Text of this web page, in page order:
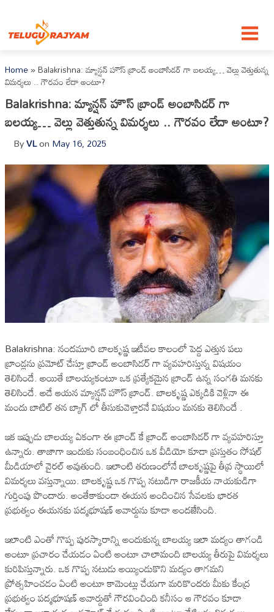
Home»Balakrishna: మ్యాన్షన్ హౌస్ బ్రాండ్ అంబాసిడర్ గా బలయ్య… వెల్లు వెత్తుతున్న
విమర్శలు .. గౌరవం లేదా అంటూ?
Balakrishna: మ్యాన్షన్ హౌస్ బ్రాండ్ అంబాసిడర్ గా
బలయ్య… వెల్లు వెత్తుతున్న విమర్శలు .. గౌరవం లేదా అంటూ?
ByVLon May 16, 2025
Balakrishna: నందమూరి బాలకృష్ణ ఇటీవల కాలంలో పెద్ద ఎత్తున పలు
బ్రాండ్లను ప్రమోట్ చేస్తూ బ్రాండ్ అంబాసిడర్ గా వ్యవహరిస్తున్న విషయం
తెలిసిందే. అయితే బాలయ్యకంటూ ఒక ప్రత్యేకమైన బ్రాండ్ ఉన్న సంగతి మనకు
తెలిసిందే. అదే ఆయన మ్యాన్షన్ హౌస్ బ్రాండ్. బాలకృష్ణ ఎక్కడికి వెళ్లినా ఈ
మందు బాటిల్ తన బ్యాగ్ లో తీసుకువెళ్తారనే విషయం మనకు తెలిసిందే .
ఇక ఇప్పుడు బాలయ్య ఏకంగా ఈ బ్రాండ్ కే బ్రాండ్ అంబాసిడర్ గా వ్యవహరిస్తూ
ఉన్నారు. తాజాగా ఇందుకు సంబంధించిన ఒక వీడియో కూడా ప్రస్తుతం సోషల్
మీడియాలో వైరల్ అవుతుంది. ఇలాంటి తరుణంలోనే బాలకృష్ణపై తీవ్ర స్థాయిలో
విమర్శలు వస్తున్నాయి. బాలకృష్ణ ఒక గొప్ప నటుడిగా రాజకీయ నాయకుడిగా
గుర్తింపు పొందారు. అంతేకాకుండా ఈయన అందించిన సేవలకు భారత
ప్రభుత్వం ఈయనకు పద్మభూషణ్ అవార్డును కూడా అందజేసింది.
ఇలాంటి ఎంతో గొప్ప పురస్కారాన్ని అందుకున్న బాలయ్య ఇలా మద్యం తాగండి
అంటూ ప్రచారం చేయడం ఏంటి అంటూ చాలామంది బాలయ్య తీరుపై విమర్శలు
కురిపిస్తున్నారు. ఒక గొప్ప నటుడు అయ్యిండుకొని మద్యం తాగమని
ప్రోత్సహించడం ఏంటి అంటూ కామెంట్లు చేయగా మరికొందరు మీకు కేంద్ర
ప్రభుత్వం పద్మభూషణ్ అవార్డుతో గౌరవించింది కనీసం ఆ గౌరవం కూడా